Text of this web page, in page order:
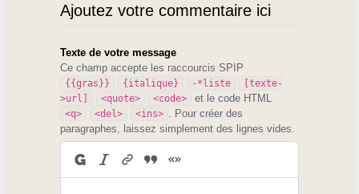
Ajoutez votre commentaire ici
Texte de votre message
Ce champ accepte les raccourcis SPIP
{{gras}} {italique} -*liste
[texte-
>url]
<quote> <code> et le code HTML
<q> <del> <ins>
. Pour créer des
paragraphes, laissez simplement des lignes vides.